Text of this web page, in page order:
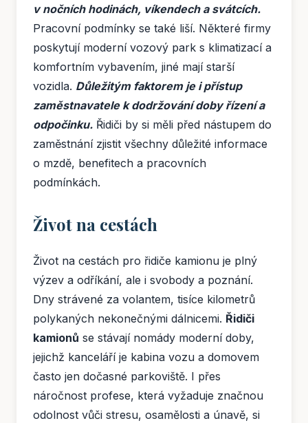
v nočních hodinách, víkendech a svátcích.
Pracovní podmínky se také liší. Některé firmy
poskytují moderní vozový park s klimatizací a
komfortním vybavením, jiné mají starší
vozidla. Důležitým faktorem je i přístup
zaměstnavatele k dodržování doby řízení a
odpočinku. Řidiči by si měli před nástupem do
zaměstnání zjistit všechny důležité informace
o mzdě, benefitech a pracovních
podmínkách.
Život na cestách
Život na cestách pro řidiče kamionu je plný
výzev a odříkání, ale i svobody a poznání.
Dny strávené za volantem, tisíce kilometrů
polykaných nekonečnými dálnicemi. Řidiči
kamionů se stávají nomády moderní doby,
jejichž kanceláří je kabina vozu a domovem
často jen dočasné parkoviště. I přes
náročnost profese, která vyžaduje značnou
odolnost vůči stresu, osamělosti a únavě, si